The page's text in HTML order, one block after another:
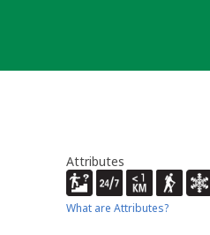
Attributes
What are Attributes?